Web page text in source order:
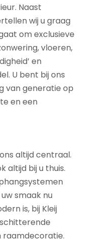
Naast
wij u graag
om exclusieve
vloeren,
en
U bent bij ons
van generatie op
en een
altijd centraal.
altijd bij u thuis.
smaak nu
is, bij Kleij
raamdecoratie.